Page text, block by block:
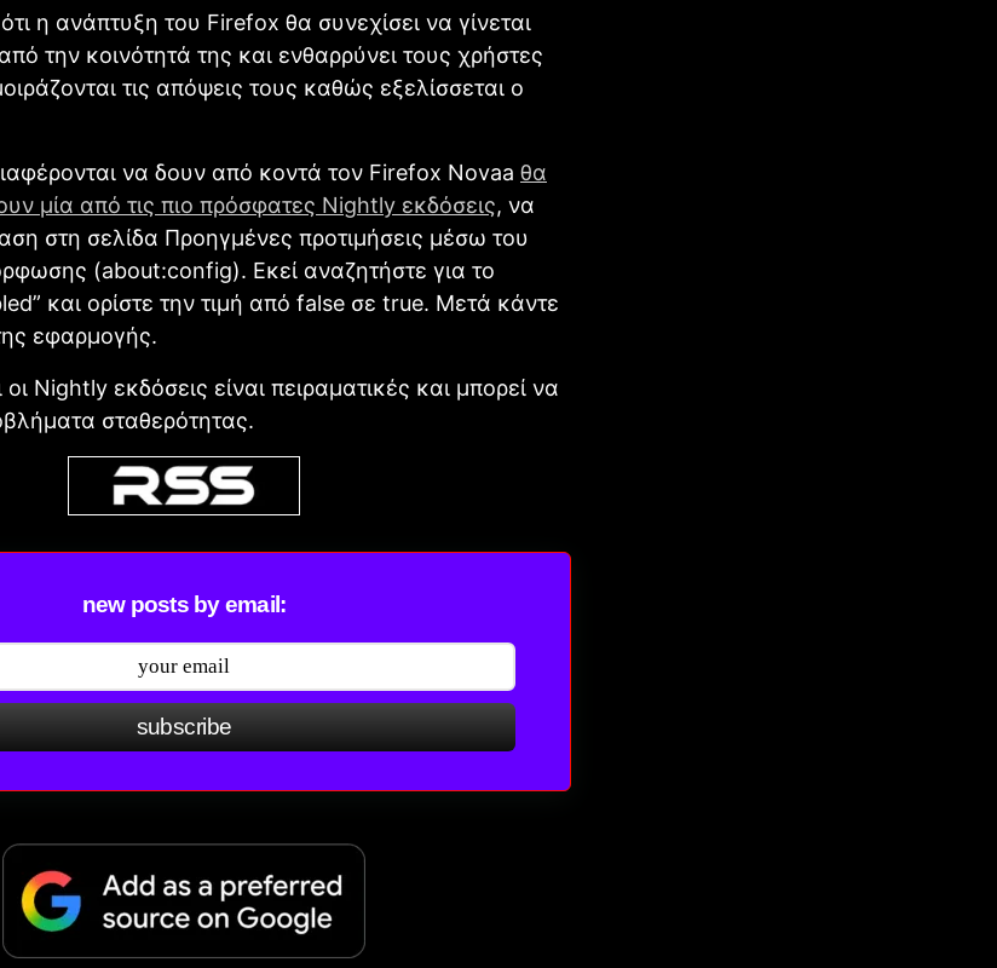
ότι η ανάπτυξη του Firefox θα συνεχίσει να γίνεται
την κοινότητά της και ενθαρρύνει τους χρήστες
τις απόψεις τους καθώς εξελίσσεται ο
να δουν από κοντά τον Firefox Novaa θα
μία από τις πιο πρόσφατες Nightly εκδόσεις, να
στη σελίδα Προηγμένες προτιμήσεις μέσω του
(about:config). Εκεί αναζητήστε για το
και ορίστε την τιμή από false σε true. Μετά κάντε
εφαρμογής.
Nightly εκδόσεις είναι πειραματικές και μπορεί να
σταθερότητας.
new posts by email:
subscribe